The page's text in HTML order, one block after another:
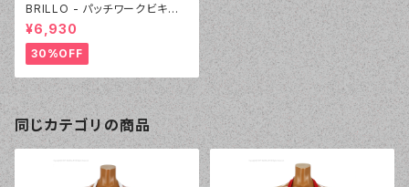
BRILLO - パッチワークビキニ
キュロパンセット（3310 - 12:ピ
ンク）
¥6,930
30%OFF
同じカテゴリの商品